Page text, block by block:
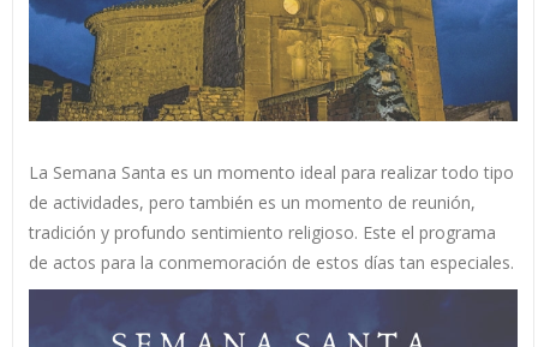
La Semana Santa es un momento ideal para realizar todo tipo
de actividades, pero también es un momento de reunión,
tradición y profundo sentimiento religioso. Este el programa
de actos para la conmemoración de estos días tan especiales.